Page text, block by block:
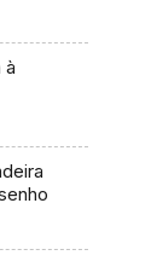
à